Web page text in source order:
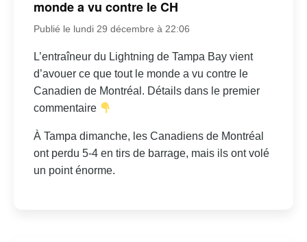
monde a vu contre le CH
Publié le lundi 29 décembre à 22:06
L’entraîneur du Lightning de Tampa Bay vient
d’avouer ce que tout le monde a vu contre le
Canadien de Montréal. Détails dans le premier
commentaire
À Tampa dimanche, les Canadiens de Montréal
ont perdu 5-4 en tirs de barrage, mais ils ont volé
un point énorme.